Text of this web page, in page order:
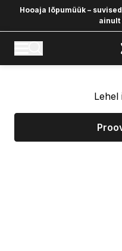
Hooaja lõpumüük –
ainult
Lehel